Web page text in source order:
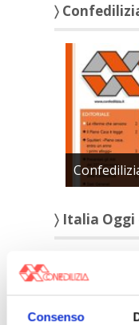
Consenso
〉
〉 Italia